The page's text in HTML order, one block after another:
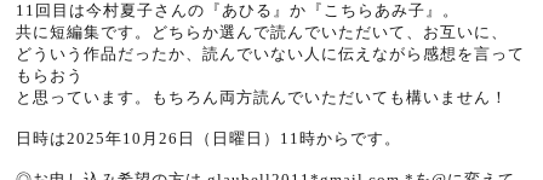
11回目は今村夏子さんの『あひる』か『こちらあみ子』。
共に短編集です。どちらか選んで読んでいただいて、お互いに、
どういう作品だったか、読んでいない人に伝えながら感想を言って
もらおう
と思っています。もちろん両方読んでいただいても構いません！
日時は2025年10月26日（日曜日） 11時からです。